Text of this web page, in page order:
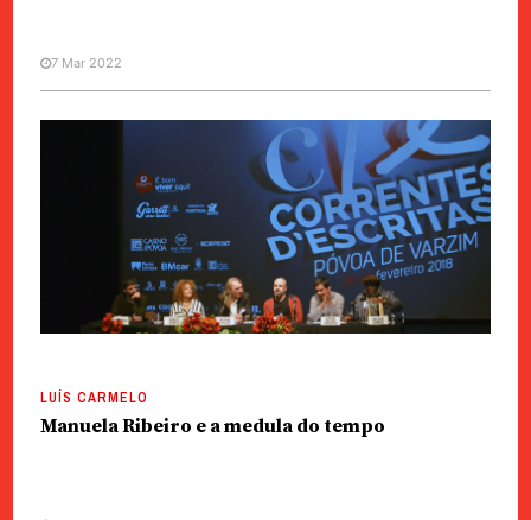
AI PORTUGAL VOZES
Ainda não mataram a cultura
7 Mar 2022
LUÍS CARMELO
Manuela Ribeiro e a medula do tempo